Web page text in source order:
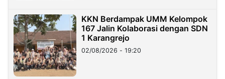
KKN Berdampak UMM Kelompok
167 Jalin Kolaborasi dengan SDN
1 Karangrejo
02/08/2026 - 19:20